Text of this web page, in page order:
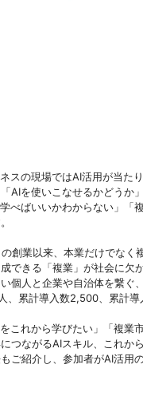
スの現場ではAI活用が当た
AIを使いこなせるかどう
べばいいかわからない」「
業以来、本業だけでなく
できる「複業」が社会に
個人と企業や自治体を繋
、累計導入数2,500、累計導
これから学びたい」「複業
つながるAIスキル、これか
ご紹介し、参加者がAI活用